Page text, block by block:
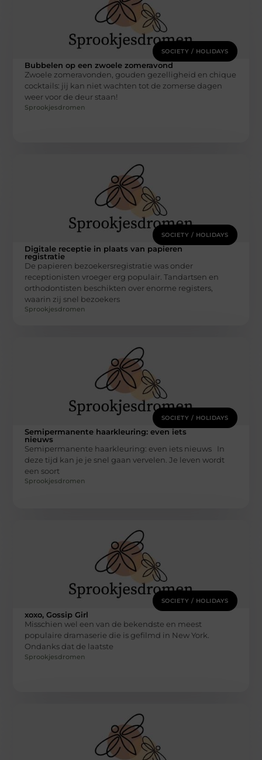
SOCIETY / HOLIDAYS
Bubbelen op een zwoele zomeravond
Zwoele zomeravonden, gouden gezelligheid en chique
cocktails: jij kan niet wachten tot de zomerse dagen
weer voor de deur staan!
Sprookjesdromen
SOCIETY / HOLIDAYS
Digitale receptie in plaats van papieren
registratie
De papieren bezoekersregistratie was onder
receptionisten vroeger erg populair. Tandartsen en
orthodontisten beschikten over enorme registers,
waarin zij snel bezoekers
Sprookjesdromen
SOCIETY / HOLIDAYS
Semipermanente haarkleuring: even iets
nieuws
Semipermanente haarkleuring: even iets nieuws In
deze tijd kan je je snel gaan vervelen. Je leven wordt
een soort
Sprookjesdromen
SOCIETY / HOLIDAYS
xoxo, Gossip Girl
Misschien wel een van de bekendste en meest
populaire dramaserie die is gefilmd in New York.
Ondanks dat de laatste
Sprookjesdromen